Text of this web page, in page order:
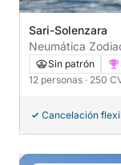
Sari-Solenzara
Sin patrón
12 personas · 250
Cancelación